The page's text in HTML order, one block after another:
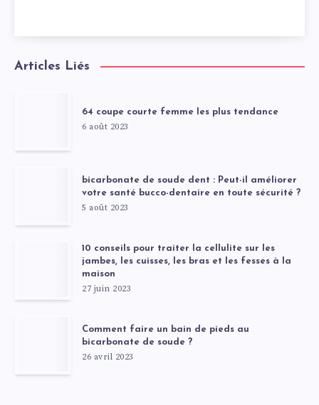
Articles Liés
64 coupe courte femme les plus tendance
6 août 2023
bicarbonate de soude dent : Peut-il améliorer
votre santé bucco-dentaire en toute sécurité ?
5 août 2023
10 conseils pour traiter la cellulite sur les
jambes, les cuisses, les bras et les fesses à la
maison
27 juin 2023
Comment faire un bain de pieds au
bicarbonate de soude ?
26 avril 2023